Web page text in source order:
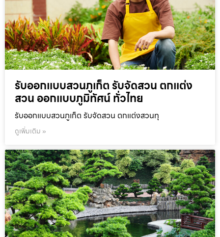
รับออกแบบสวนภูเก็ต รับจัดสวน ตกแต่ง
สวน ออกแบบภูมิทัศน์ ทั่วไทย
รับออกแบบสวนภูเก็ต รับจัดสวน ตกแต่งสวนทุ
ดูเพิ่มเติม »